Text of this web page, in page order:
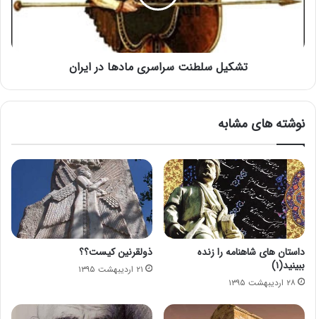
تشکیل سلطنت سراسری مادها در ایران
نوشته های مشابه
داستان های شاهنامه را زنده
ببینید(۱)
۲۸ اردیبهشت ۱۳۹۵
ذولقرنین کیست؟؟
۲۱ اردیبهشت ۱۳۹۵